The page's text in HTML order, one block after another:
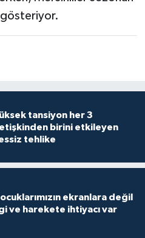
gösteriyor.
tansiyon her 3
birini etkileyen
tehlike
ekranlara değil
ve harekete ihtiyacı var